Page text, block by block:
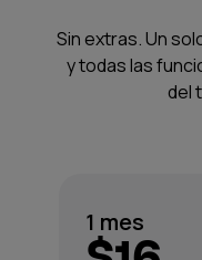
1 mes
Sin extras. Un
y todas las
del